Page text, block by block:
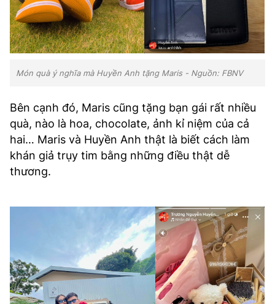
Món quà ý nghĩa mà Huyền Anh tặng Maris - Nguồn: FBNV
Bên cạnh đó, Maris cũng tặng bạn gái rất nhiều
quà, nào là hoa, chocolate, ảnh kỉ niệm của cả
hai… Maris và Huyền Anh thật là biết cách làm
khán giả trụy tim bằng những điều thật dễ
thương.